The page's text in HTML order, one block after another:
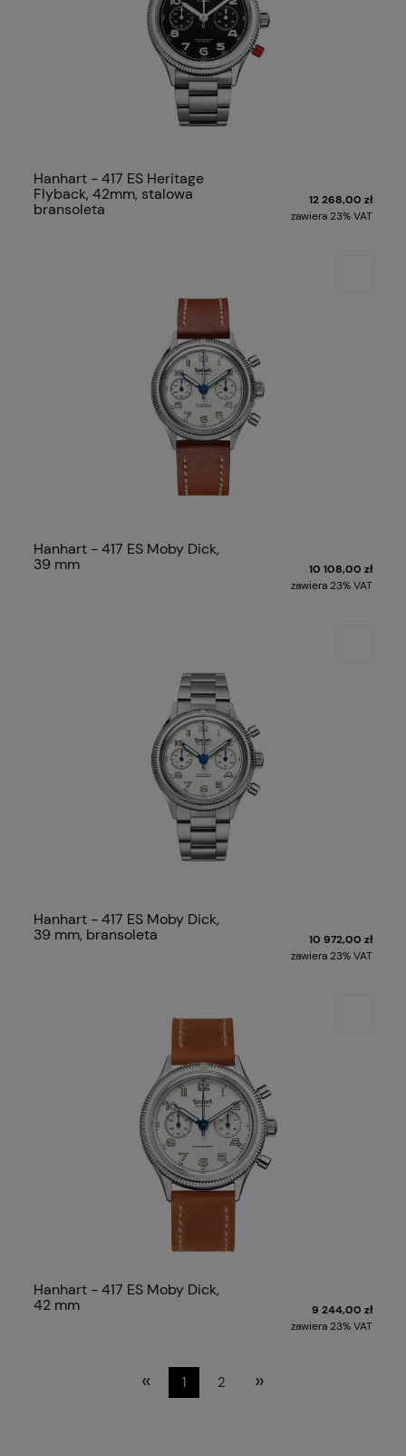
Hanhart - 417 ES Heritage
Flyback, 42mm, stalowa
bransoleta
12 268,00 zł
zawiera 23% VAT
Hanhart - 417 ES Moby Dick,
39 mm
10 108,00 zł
zawiera 23% VAT
Hanhart - 417 ES Moby Dick,
39 mm, bransoleta
10 972,00 zł
zawiera 23% VAT
Hanhart - 417 ES Moby Dick,
42 mm
9 244,00 zł
zawiera 23% VAT
« 1 2 »